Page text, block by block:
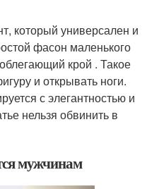
который универсален и
фасон маленького
крой . Такое
и открывать ноги.
с элегантностью и
нельзя обвинить в
мужчинам